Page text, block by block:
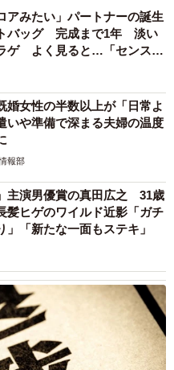
いいね、リツイート、コ
どうもありがとうござい
からメッセージをいただ
Gx6Qv3Rs3o
18, 2021
、息子くんによる動画
いたそうです。
まからも、”こんな動画が
頂戴しました。お子さま
様々な方に届いていま
アみたい」パートナーの誕生
バッグ 完成まで1年 淡い
ゲ よく見ると…「センスす
婚女性の半数以上が「日常よ
や準備で深まる夫婦の温度
報部
主演男優賞の真田広之 31歳
髪ヒゲのワイルド近影「ガチ
」「新たな一面もステキ」